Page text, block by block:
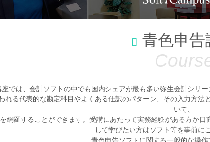
青色申告
では、会計ソフトの中でも国内シェアが最も多い弥生会計シリ
れる代表的な勘定科目やよくある仕訳のパターン、その入力方
いて、
網羅することができます。受講にあたって実務経験がある方か
して学びたい方はソフト等を事前に
青色申告ソフトに関する一般的な操作